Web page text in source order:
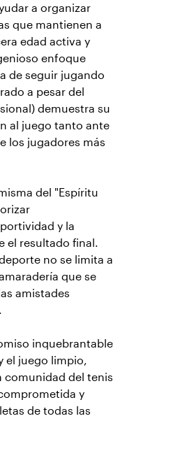
a organizar
que mantienen a
edad activa y
enfoque
de seguir jugando
a pesar del
demuestra su
al juego tanto ante
los jugadores más
del "Espíritu
y la
el resultado final.
no se limita a
que se
amistades
inquebrantable
el juego limpio,
comunidad del tenis
y
de todas las